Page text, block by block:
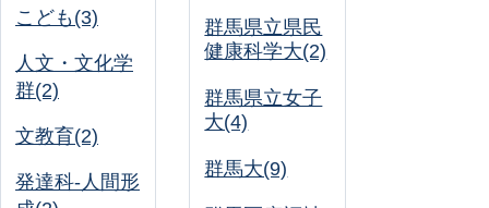
こども(3)
人文・文化学
群(2)
文教育(2)
発達科-人間形
群馬県立県民
健康科学大(2)
群馬県立女子
大(4)
群馬大(9)